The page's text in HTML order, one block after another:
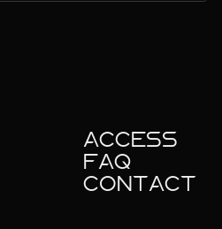
ACCESS
FAQ
CONTACT